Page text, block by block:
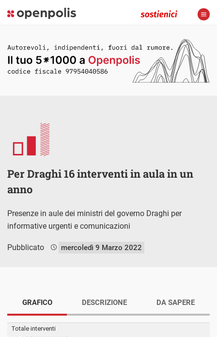
Per Draghi 16 interventi in aula in un
anno
Presenze in aule dei ministri del governo Draghi per
informative urgenti e comunicazioni
Pubblicato mercoledì 9 Marzo 2022
GRAFICO DESCRIZIONE DA SAPERE